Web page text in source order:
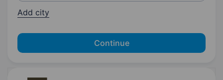
Add city
Continue